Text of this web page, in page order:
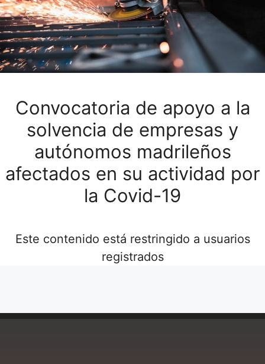
Convocatoria de apoyo a la
solvencia de empresas y
autónomos madrileños
afectados en su actividad por
la Covid-19
Este contenido está restringido a usuarios
registrados